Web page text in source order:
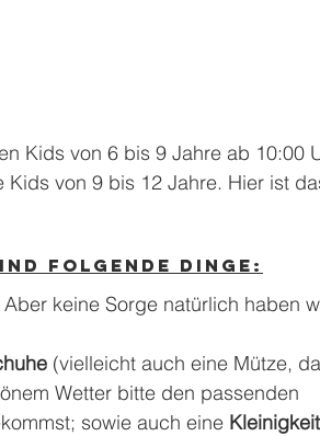
Kids von 6 bis 9 Jahre ab 10:00
Kids von 9 bis 12 Jahre. Hier ist
folgende Dinge:
Aber keine Sorge natürlich haben
(vielleicht auch eine Mütze,
Wetter bitte den passenden
sowie auch eine